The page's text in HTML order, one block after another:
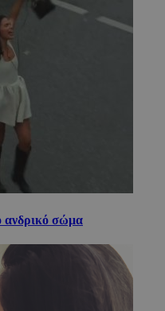
ανδρικό σώμα